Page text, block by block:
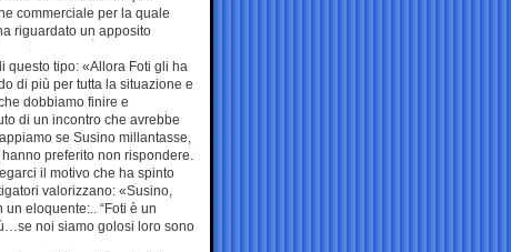
commerciale per la quale
riguardato un apposito
questo tipo: «Allora Foti gli ha
di più per tutta la situazione e
dobbiamo finire e
di un incontro che avrebbe
se Susino millantasse,
preferito non rispondere.
il motivo che ha spinto
valorizzano: «Susino,
eloquente:.. “Foti è un
noi siamo golosi loro sono